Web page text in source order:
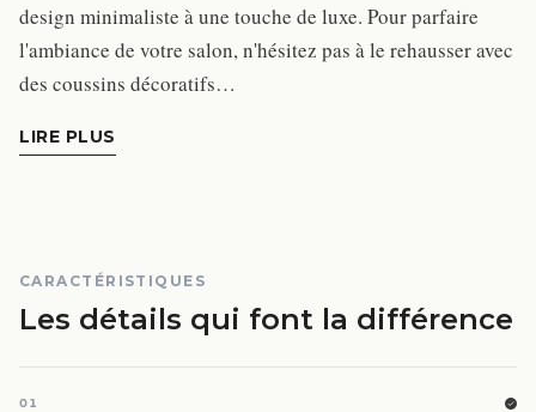
design minimaliste à une touche de luxe. Pour parfaire
l'ambiance de votre salon, n'hésitez pas à le rehausser avec
des coussins décoratifs…
LIRE PLUS
CARACTÉRISTIQUES
Les détails qui font la différence
01